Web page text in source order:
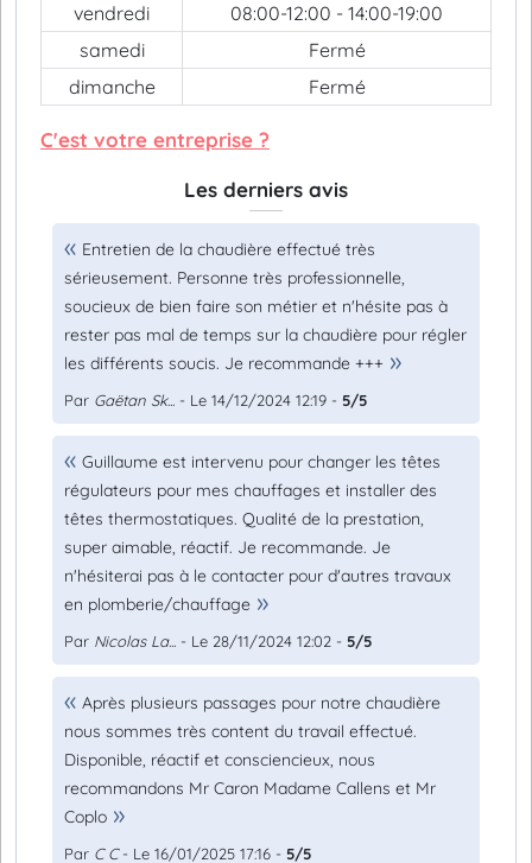
vendredi
08:00-12:00 - 14:00-19:00
samedi
Fermé
dimanche
Fermé
C'est votre entreprise ?
Les derniers avis
Entretien de la chaudière effectué très
sérieusement. Personne très professionnelle,
soucieux de bien faire son métier et n'hésite pas à
rester pas mal de temps sur la chaudière pour régler
les différents soucis. Je recommande +++
Par Gaëtan Sk... - Le 14/12/2024 12:19 - 5/5
Guillaume est intervenu pour changer les têtes
régulateurs pour mes chauffages et installer des
têtes thermostatiques. Qualité de la prestation,
super aimable, réactif. Je recommande. Je
n'hésiterai pas à le contacter pour d'autres travaux
en plomberie/chauffage
Par Nicolas La... - Le 28/11/2024 12:02 - 5/5
Après plusieurs passages pour notre chaudière
nous sommes très content du travail effectué.
Disponible, réactif et consciencieux, nous
recommandons Mr Caron Madame Callens et Mr
Coplo
Par C C- Le 16/01/2025 17:16 - 5/5